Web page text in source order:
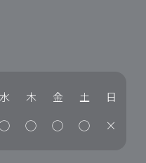
水 木 金 土 日
◯ ◯ ◯ ×